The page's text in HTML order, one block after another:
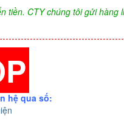
tiền. CTY chúng tôi gửi hàng
hệ qua số: